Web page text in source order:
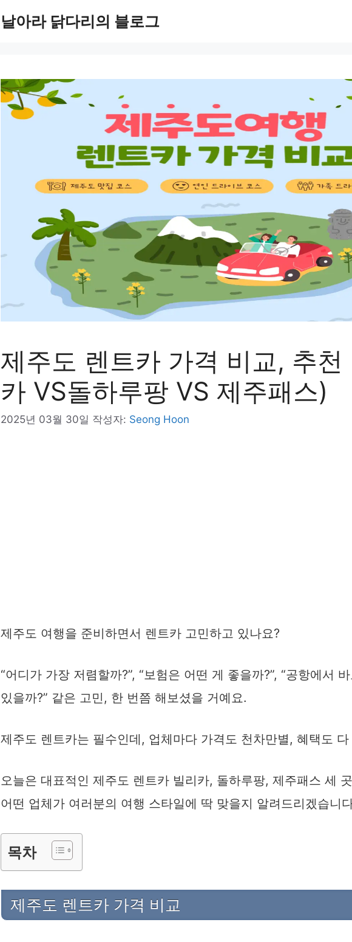
날아라 닭다리의 블로그
제주도 렌트카 가격 비교, 추천
카 VS돌하루팡 VS 제주패스)
2025년 03월 30일 작성자: Seong Hoon
제주도 여행을 준비하면서 렌트카 고민하고 있나요?
“어디가 가장 저렴할까?”, “보험은 어떤 게 좋을까?”, “공항에서
있을까?” 같은 고민, 한 번쯤 해보셨을 거예요.
제주도 렌트카는 필수인데, 업체마다 가격도 천차만별, 혜택도
오늘은 대표적인 제주도 렌트카 빌리카, 돌하루팡, 제주패스 세
어떤 업체가 여러분의 여행 스타일에 딱 맞을지 알려드리겠습니
목차
제주도 렌트카 가격 비교